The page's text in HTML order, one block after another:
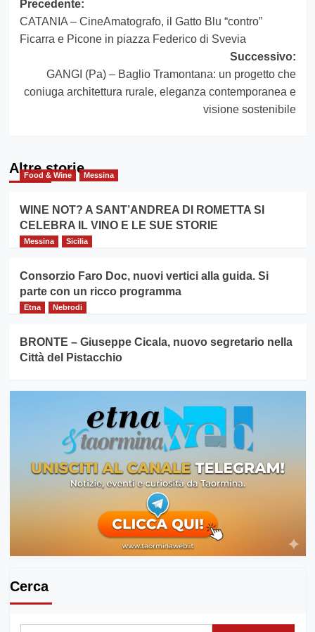
Navigazione
articolo
Precedente:
CATANIA – CineAmatografo, il Gatto Blu “contro”
Ficarra e Picone in piazza Federico di Svevia
Successivo:
GANGI (Pa) – Baglio Tramontana: un progetto che
coniuga architettura rurale, eleganza contemporanea e
visione sostenibile
Altre storie
Food & Wine Messina
WINE NOT? A SANT’ANDREA DI ROMETTA SI
CELEBRA IL VINO E LE SUE STORIE
Messina Sicilia
Consorzio Faro Doc, nuovi vertici alla guida. Si
parte con un ricco programma
Etna Nebrodi
BRONTE – Giuseppe Cicala, nuovo segretario nella
Città del Pistacchio
Cerca